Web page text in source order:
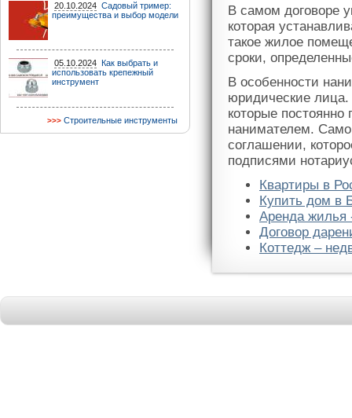
20.10.2024 Садовый тример:
преимущества и выбор модели
05.10.2024 Как выбрать и
использовать крепежный
инструмент
Строительные инструменты
В самом договоре
которая
такое жилое
сроки,
В особенности
юридические лица.
которые
нанимателем.
соглашении,
подписями
Квартиры в
Купить дом в
Аренда жилья
Договор
Коттедж –